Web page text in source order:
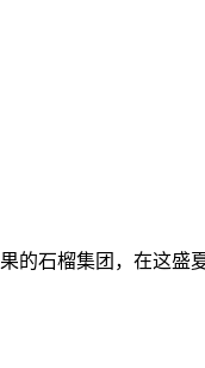
果的石榴集团，在